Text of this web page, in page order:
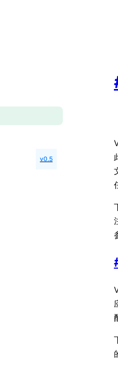
v0.5